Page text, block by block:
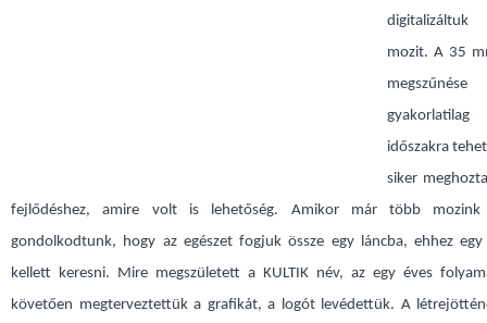
mozit. A 35
időszakra
siker
fejlődéshez, amire volt is lehetőség. Amikor már több
gondolkodtunk, hogy az egészet fogjuk össze egy láncba, ehhez
kellett keresni. Mire megszületett a KULTIK név, az egy éves
követően megterveztettük a grafikát, a logót levédettük. A